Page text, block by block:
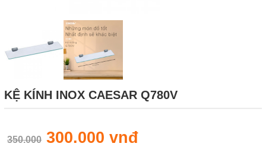
KỆ KÍNH INOX CAESAR Q780V
350.000 300.000 vnđ